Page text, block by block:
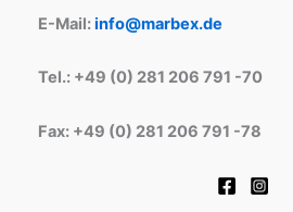
E-Mail:info@marbex.de
Tel.: +49 (0) 281 206 791 -70
Fax: +49 (0) 281 206 791 -78